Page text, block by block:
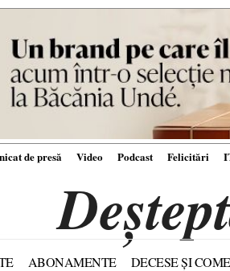
de presă Video Podcast Felicitări
ABONAMENTE DECESE ȘI